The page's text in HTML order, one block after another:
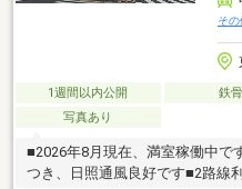
そ
1週間以内公開 鉄
写真あり
■2026年8月現在、満室稼働中で
つき、日照通風良好です■2路線